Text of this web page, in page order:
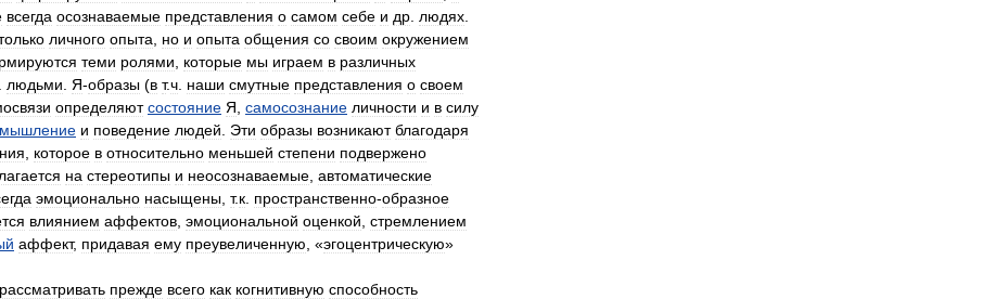
всегда осознаваемые представления о самом себе и др людях
личного опыта но и опыта общения со своим окружением
теми ролями которые мы играем в различных
людьми Я-образы (в т.ч наши смутные представления о своем
определяют состояние Я самосознание личности и в силу
мышление и поведение людей Эти образы возникают благодаря
которое в относительно меньшей степени подвержено
на стереотипы и неосознаваемые автоматические
эмоционально насыщены т.к пространственно-образное
влиянием аффектов эмоциональной оценкой стремлением
аффект, придавая ему преувеличенную , «эгоцентрическую»
рассматривать прежде всего как когнитивную способность